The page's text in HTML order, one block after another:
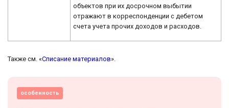
объектов при их досрочном выбытии
отражают в корреспонденции с дебетом
счета учета прочих доходов и расходов.
Также см. «Списание материалов».
особенность